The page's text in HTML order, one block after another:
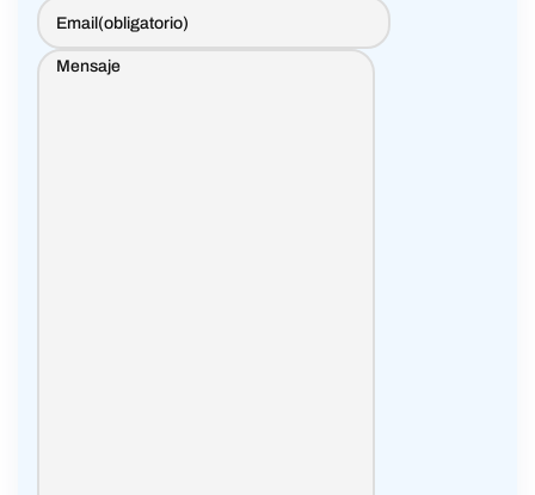
Email(obligatorio)
Mensaje